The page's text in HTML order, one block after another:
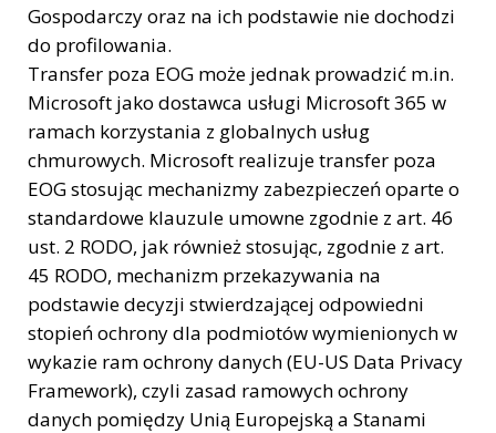
Gospodarczy oraz na ich podstawie nie dochodzi
do profilowania.
Transfer poza EOG może jednak prowadzić m.in.
Microsoft jako dostawca usługi Microsoft 365 w
ramach korzystania z globalnych usług
chmurowych. Microsoft realizuje transfer poza
EOG stosując mechanizmy zabezpieczeń oparte o
standardowe klauzule umowne zgodnie z art. 46
ust. 2 RODO, jak również stosując, zgodnie z art.
45 RODO, mechanizm przekazywania na
podstawie decyzji stwierdzającej odpowiedni
stopień ochrony dla podmiotów wymienionych w
wykazie ram ochrony danych (EU-US Data Privacy
Framework), czyli zasad ramowych ochrony
danych pomiędzy Unią Europejską a Stanami